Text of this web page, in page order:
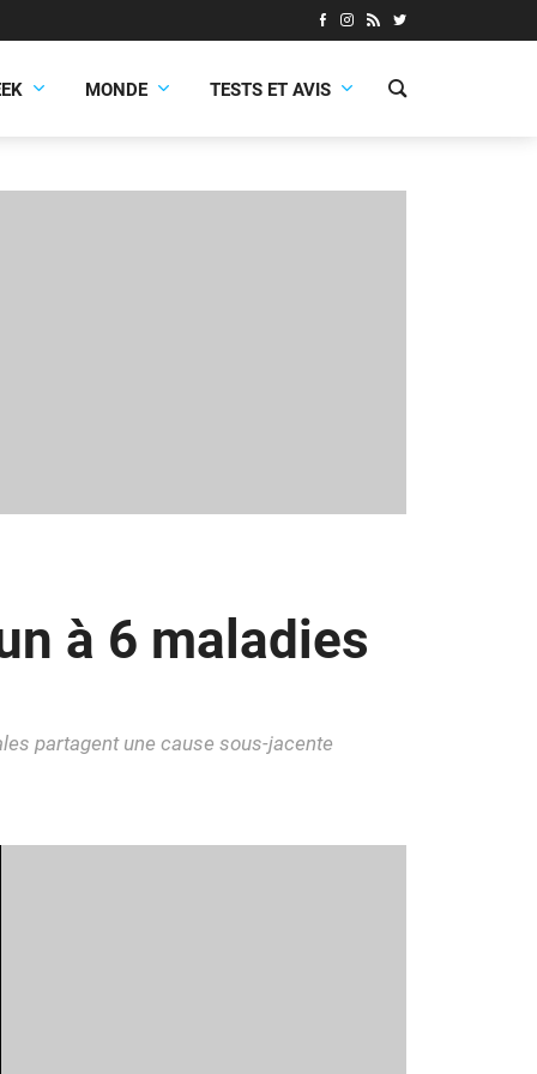
MONDE TESTS ET AVIS
à 6 maladies
partagent une cause sous-jacente